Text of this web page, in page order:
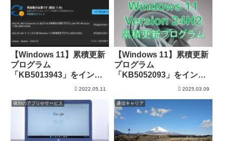
【Windows 11】累積更新
プログラム
「KB5013943」をインス
2022.05.11
【Windows 11】累積更新
プログラム
「KB5052093」をインス
2025.03.09
個別のアプリやサービス 通信キャリア